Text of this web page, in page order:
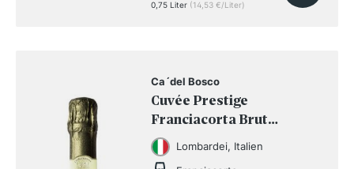
0,75 Liter (14,53 €/Liter)
Ca´del Bosco
Cuvée Prestige
Franciacorta Brut
Edizione 48
Lombardei, Italien